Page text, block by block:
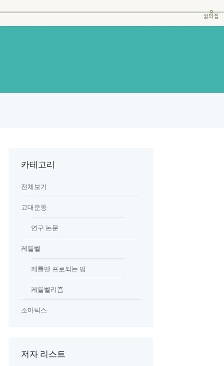
쉼의집
카테고리
전체보기
고대운동
연구 논문
케틀벨
케틀벨 프로되는 법
케틀벨리즘
소마틱스
저자 리스트